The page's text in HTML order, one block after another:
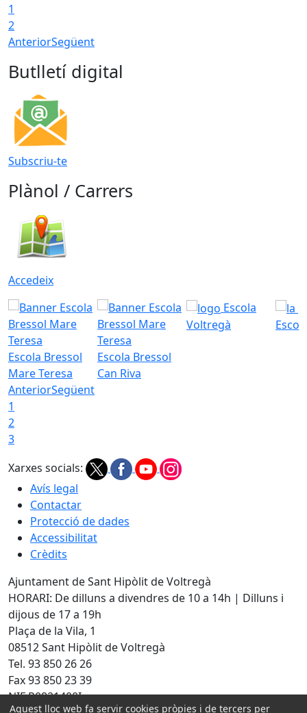
1
2
AnteriorSegüent
Butlletí digital
Subscriu-te
Plànol / Carrers
Accedeix
Escola Bressol
Mare Teresa
Escola Bressol
Can Riva
Escola
Voltregà
AnteriorSegüent
1
2
3
Xarxes socials:
Avís legal
Contactar
Protecció de dades
Accessibilitat
Crèdits
Ajuntament de Sant Hipòlit de Voltregà
HORARI: De dilluns a divendres de 10 a 14h | Dilluns i
dijous de 17 a 19h
Plaça de la Vila, 1
08512 Sant Hipòlit de Voltregà
Tel. 93 850 26 26
Fax 93 850 23 39
NIF P0821400I
Aquest lloc web fa servir cookies pròpies i de tercers per